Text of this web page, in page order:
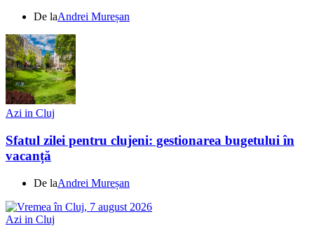
De laAndrei Mureșan
Azi in Cluj
Sfatul zilei pentru clujeni: gestionarea bugetului în
vacanță
De laAndrei Mureșan
Azi in Cluj